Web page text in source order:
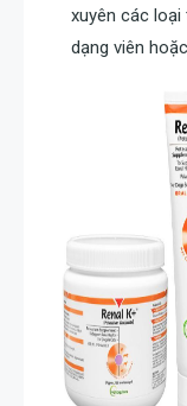
xuyên các
dạng viên